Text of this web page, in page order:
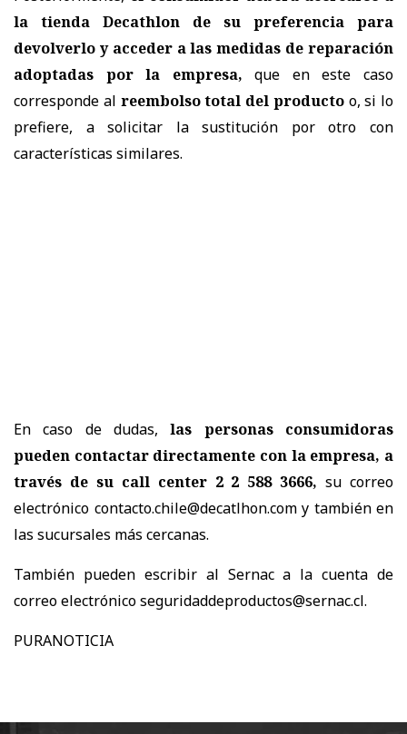
la tienda Decathlon de su preferencia para
devolverlo y acceder a las medidas de reparación
adoptadas por la empresa, que en este caso
corresponde al reembolso total del productoo, si lo
prefiere, a solicitar la sustitución por otro con
características similares.
En caso de dudas,las personas consumidoras
pueden contactar directamente con la empresa, a
través de su call center 2 2 588 3666, su correo
electrónico contacto.chile@decatlhon.com y también en
las sucursales más cercanas.
También pueden escribir al Sernac a la cuenta de
correo electrónico seguridaddeproductos@sernac.cl.
PURANOTICIA